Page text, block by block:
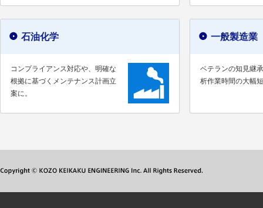
石油化学
コンプライアンス対応や、明確な
根拠に基づくメンテナンス計画立
案に。
一般製造業
ベテランの知見継
析作業時間の大幅